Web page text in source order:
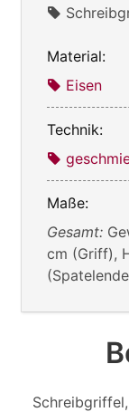
Material:
Eisen
Technik:
Maße:
Gesamt:
cm (Griff),